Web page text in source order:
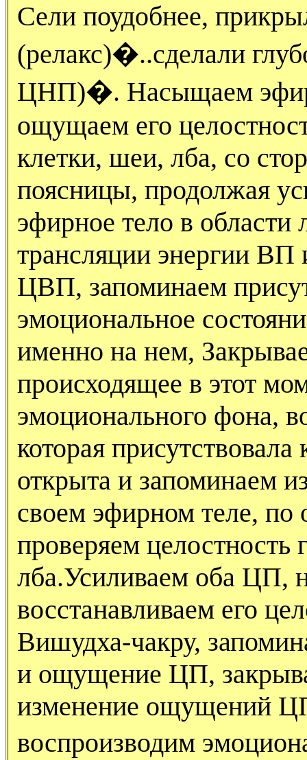
Сели поудобнее,
(релакс)�..сделали
ЦНП)�. Насыщаем
ощущаем его
клетки, шеи, лба, со
поясницы, продолжая
эфирное тело в
трансляции энергии ВП
ЦВП, запоминаем
эмоциональное
именно на нем,
происходящее в этот
эмоционального фона,
которая
открыта и запоминаем
своем эфирном теле,
проверяем целостность
лба.Усиливаем оба ЦП,
восстанавливаем его
Вишудха-чакру,
и ощущение ЦП,
изменение ощущений
воспроизводим